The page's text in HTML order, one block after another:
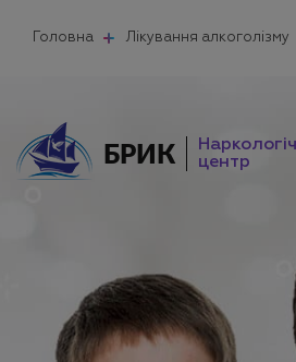
Головна Лікування алкоголізму
БРИК
центр